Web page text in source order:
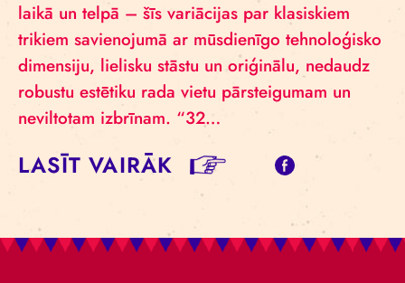
laikā un telpā – šīs variācijas par klasiskiem
trikiem savienojumā ar mūsdienīgo tehnoloģisko
dimensiju, lielisku stāstu un oriģinālu, nedaudz
robustu estētiku rada vietu pārsteigumam un
neviltotam izbrīnam. “32…
LASĪT VAIRĀK